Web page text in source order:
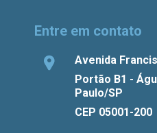
Entre em contato
Avenida
Portão B1 -
Paulo/SP
CEP 05001-200